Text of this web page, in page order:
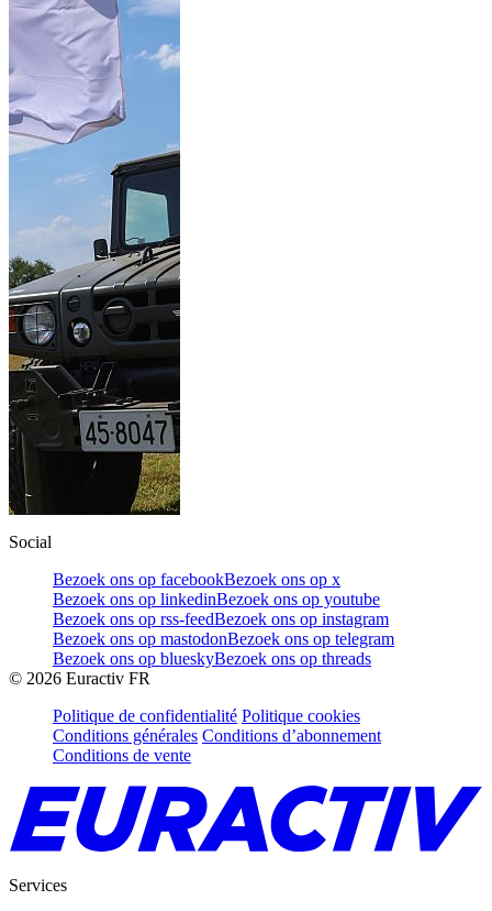
Social
Bezoek ons op facebookBezoek ons op x
Bezoek ons op linkedinBezoek ons op youtube
Bezoek ons op rss-feedBezoek ons op instagram
Bezoek ons op mastodonBezoek ons op telegram
Bezoek ons op blueskyBezoek ons op threads
© 2026 Euractiv FR
Politique de confidentialité Politique cookies
Conditions générales Conditions d’abonnement
Conditions de vente
Services